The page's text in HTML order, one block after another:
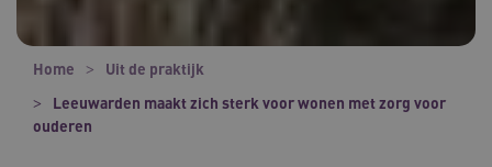
Home
Uit de praktijk
Leeuwarden maakt zich sterk voor wonen met zorg voor
ouderen